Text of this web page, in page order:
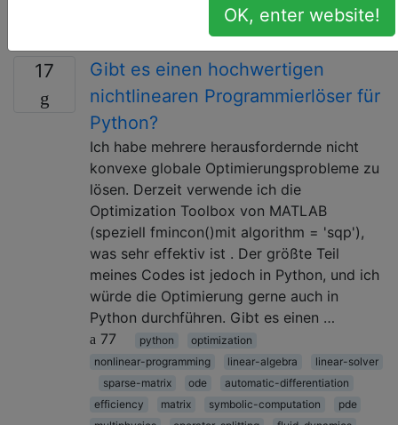
eines Integrals, die durch Auswertung des Integranden
an einer endlichen Anzahl von Punkten erstellt wird.
17
Gibt es einen hochwertigen
nichtlinearen Programmierlöser für
Python?
Ich habe mehrere herausfordernde nicht
konvexe globale Optimierungsprobleme zu
lösen. Derzeit verwende ich die
Optimization Toolbox von MATLAB
(speziell fmincon()mit algorithm = 'sqp'),
was sehr effektiv ist . Der größte Teil
meines Codes ist jedoch in Python, und ich
würde die Optimierung gerne auch in
Python durchführen. Gibt es einen …
77
python
optimization
nonlinear-programming
linear-algebra
linear-solver
sparse-matrix
ode
automatic-differentiation
efficiency
matrix symbolic-computation
pde
OK, enter website!